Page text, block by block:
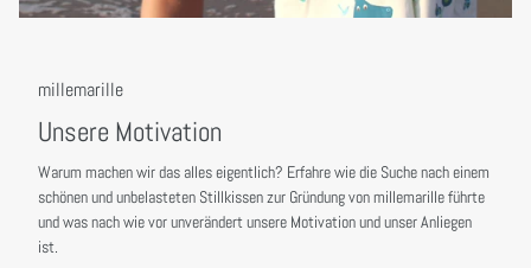
millemarille
Unsere Motivation
Warum machen wir das alles eigentlich? Erfahre wie die Suche nach einem
schönen und unbelasteten Stillkissen zur Gründung von millemarille führte
und was nach wie vor unverändert unsere Motivation und unser Anliegen
ist.